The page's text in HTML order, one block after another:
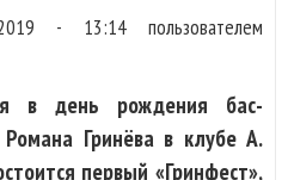
- 13:14пользователем
в день рождения бас-
Романа Гринёва в клубе А.
первый «Гринфест»,